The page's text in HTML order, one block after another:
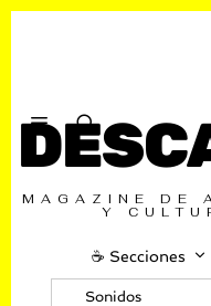
MAGAZINE DE
Y
☕️ Secciones
Sonidos